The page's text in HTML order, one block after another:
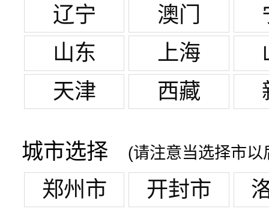
辽宁
澳门
山东
上海
天津
西藏
城市选择 (请注意当选择市
郑州市 开封市